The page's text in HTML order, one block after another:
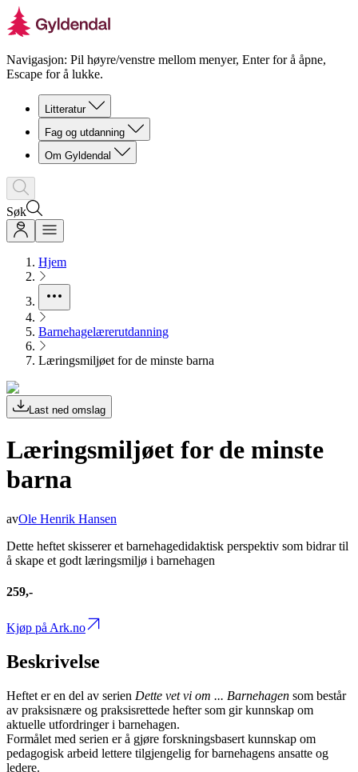
Navigasjon: Pil høyre/venstre mellom menyer, Enter for å åpne,
Escape for å lukke.
Litteratur
Fag og utdanning
Om Gyldendal
Søk
Hjem
Barnehagelærerutdanning
Læringsmiljøet for de minste barna
Last ned omslag
Læringsmiljøet for de minste
barna
avOle Henrik Hansen
Dette heftet skisserer et barnehagedidaktisk perspektiv som bidrar til
å skape et godt læringsmiljø i barnehagen
259,-
Kjøp på Ark.no
Beskrivelse
Heftet er en del av serien Dette vet vi om ... Barnehagen som består
av praksisnære og praksisrettede hefter som gir kunnskap om
aktuelle utfordringer i barnehagen.
Formålet med serien er å gjøre forskningsbasert kunnskap om
pedagogisk arbeid lettere tilgjengelig for barnehagens ansatte og
ledere.